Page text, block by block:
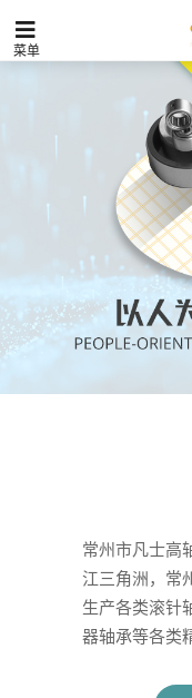
菜单
常州市凡士高
江三角洲，常
生产各类滚针
器轴承等各类